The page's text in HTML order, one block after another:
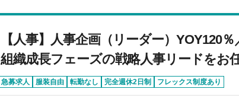
【人事】人事企画（リーダー）YOY120
組織成長フェーズの戦略人事リードをお
急募求人 服装自由 転勤なし 完全週休2日制 フレックス制度あり